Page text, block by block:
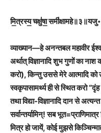
मि॒त्रस्य॒ चक्षु॑षा॒
व्याख्यान—हे अनन्तबल महावीर
अर्थात् विज्ञानादि शुभ गुणों का
करो), किन्तु उससे मेरे आत्मादि को
स्वकृपासामर्थ्य ही से स्थित करो “दृंह
तथा विद्या-विज्ञानादि दान से
सर्वान्तर्यामिन्! सब
मित्र हो जायें, कोई मुझसे